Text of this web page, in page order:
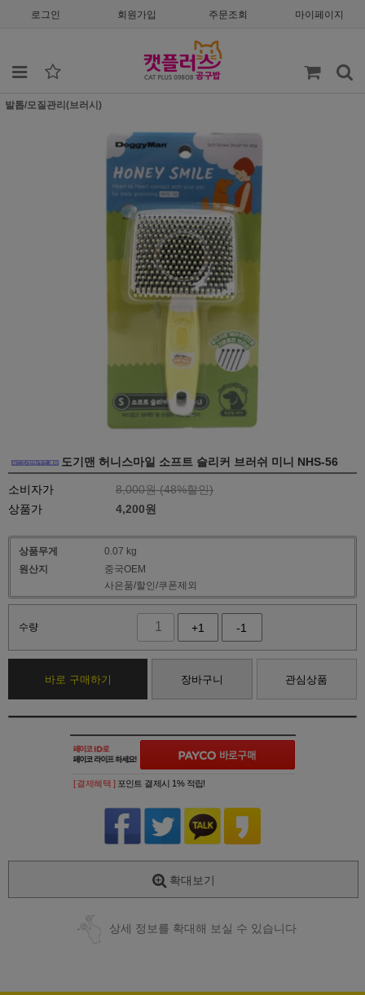
로그인 회원가입 주문조회 마이페이지
발톱/모질관리(브러시)
도기맨 허니스마일 소프트 슬리커 브러쉬 미니 NHS-56
소비자가 8,000원 (48%할인)
상품가
4,200원
상품무게
0.07 kg
원산지
중국OEM
사은품/할인/쿠폰제외
수량 +1 -1
바로 구매하기 장바구니 관심상품
[ 결제혜택 ] 포인트 결제시 1% 적립!
확대보기
상세 정보를 확대해 보실 수 있습니다